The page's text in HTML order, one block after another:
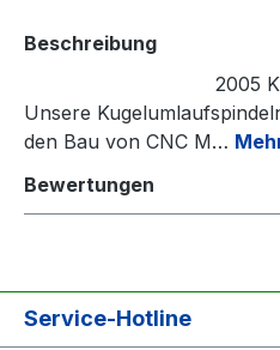
Beschreibung
2005
Unsere
den Bau von CNC M…
Bewertungen
Service-Hotline